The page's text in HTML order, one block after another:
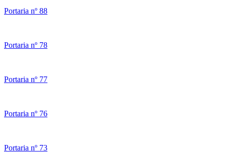
Portaria nº 88
Portaria nº 78
Portaria nº 77
Portaria nº 76
Portaria nº 73